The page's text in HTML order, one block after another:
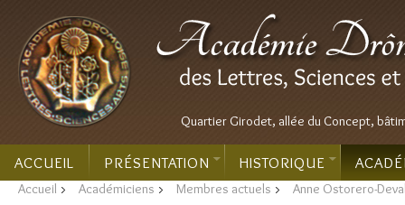
Quartier Girodet, allée du Concept,
ACCUEIL PRÉSENTATION HISTORIQUE
Accueil > Académiciens > Membres actuels > Anne Ostorero-